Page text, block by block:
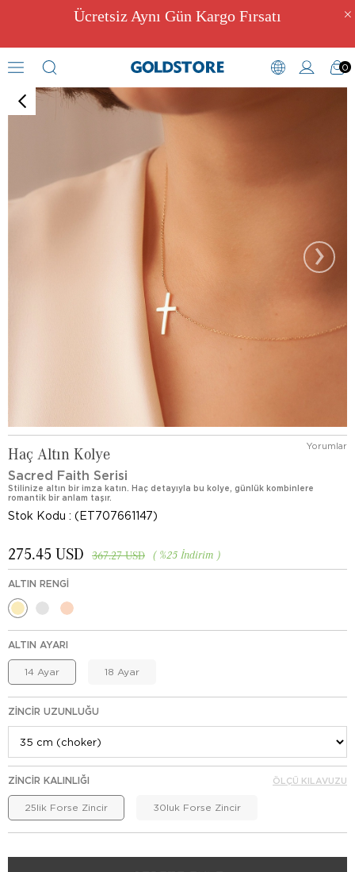
Ücretsiz Aynı Gün Kargo Fırsatı
0
Dini ve Manevi Kolyeler
›
Haç Altın Kolye Yorumlar
Sacred Faith Serisi
Stilinize altın bir imza katın. Haç detayıyla bu kolye, günlük kombinlere
romantik bir anlam taşır.
Stok Kodu (ET707661147)
%25 İndirim
367.27 USD
275.45 USD
ALTIN RENGI
ALTIN AYARI
14 Ayar 18 Ayar
ZINCIR UZUNLUĞU
ZINCIR KALINLIĞI
25lik Forse Zincir 30luk Forse Zincir
ÖLÇÜ KILAVUZU